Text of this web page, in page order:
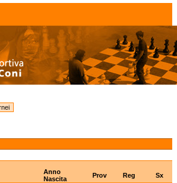
Anno
Nascita
Prov Reg
Sx